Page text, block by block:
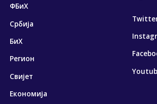
ФБиХ
Србија
БиХ
Регион
Свијет
Економија